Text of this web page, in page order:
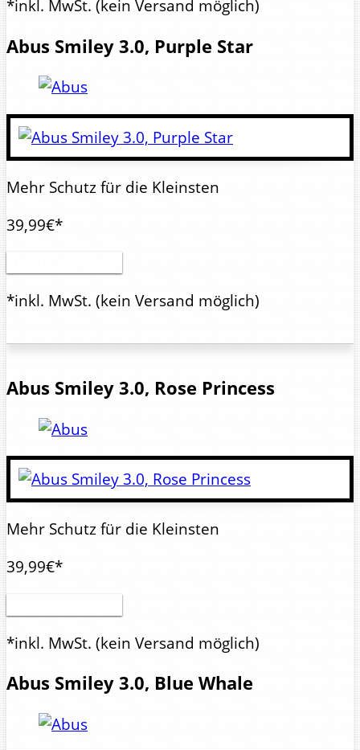
*inkl. MwSt. (kein Versand möglich)
Abus Smiley 3.0, Purple Star
Mehr Schutz für die Kleinsten
39,99€*
*inkl. MwSt. (kein Versand möglich)
Abus Smiley 3.0, Rose Princess
Mehr Schutz für die Kleinsten
39,99€*
*inkl. MwSt. (kein Versand möglich)
Abus Smiley 3.0, Blue Whale